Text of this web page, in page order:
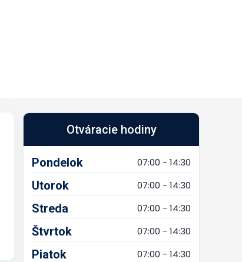
Otváracie hodiny
Pondelok 07:00 - 14:30
Utorok 07:00 - 14:30
Streda 07:00 - 14:30
Štvrtok 07:00 - 14:30
Piatok 07:00 - 14:30